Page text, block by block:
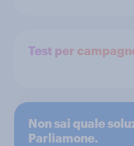
Test per
Non sai quale
Parliamone.